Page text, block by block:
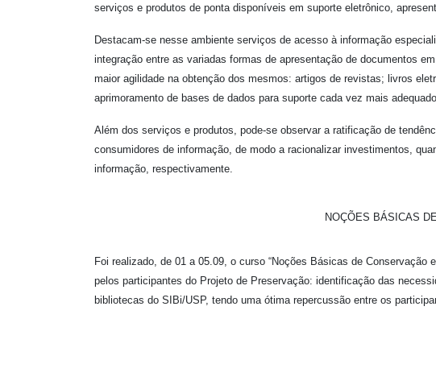
serviços e produtos de ponta disponíveis em suporte eletrônico,
Destacam-se nesse ambiente serviços de acesso à informação
integração entre as variadas formas de apresentação de documentos
maior agilidade na obtenção dos mesmos: artigos de revistas; livros
aprimoramento de bases de dados para suporte cada vez mais
Além dos serviços e produtos, pode-se observar a ratificação de
consumidores de informação, de modo a racionalizar investimentos,
informação, respectivamente.
NOÇÕES BÁSICAS
Foi realizado, de 01 a 05.09, o curso “Noções Básicas de Conservação
pelos participantes do Projeto de Preservação: identificação das
bibliotecas do SIBi/USP, tendo uma ótima repercussão entre os